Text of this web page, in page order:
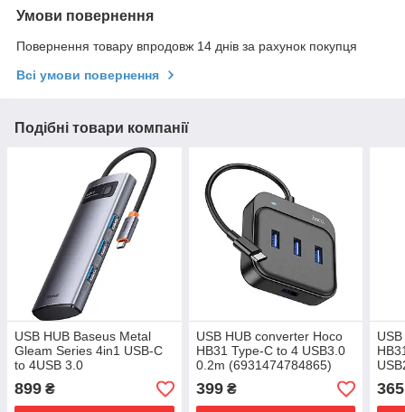
Умови повернення
Повернення товару впродовж 14 днів за рахунок покупця
Всі умови повернення
Подібні товари компанії
USB HUB Baseus Metal
Gleam Series 4in1 USB-C
to 4USB 3.0
(WKWG070013) gray
899 ₴
USB HUB converter Hoco
HB31 Type-C to 4 USB3.0
0.2m (6931474784865)
399₴ 365